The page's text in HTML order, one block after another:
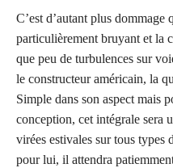
C’est d’autant plus dommage
particulièrement bruyant et la
que peu de turbulences sur
le constructeur américain, la
Simple dans son aspect mais
conception, cet intégrale sera
virées estivales sur tous types
pour lui, il attendra